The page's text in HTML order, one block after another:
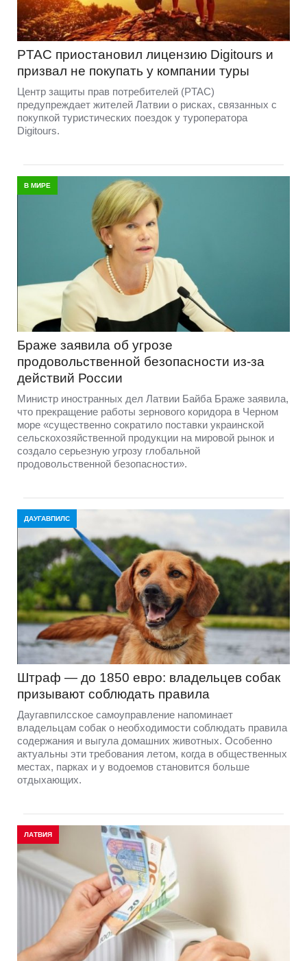
PTAC приостановил лицензию Digitours и
призвал не покупать у компании туры
Центр защиты прав потребителей (PTAC)
предупреждает жителей Латвии о рисках, связанных с
покупкой туристических поездок у туроператора
Digitours.
В МИРЕ
Браже заявила об угрозе
продовольственной безопасности из-за
действий России
Министр иностранных дел Латвии Байба Браже заявила,
что прекращение работы зернового коридора в Черном
море «существенно сократило поставки украинской
сельскохозяйственной продукции на мировой рынок и
создало серьезную угрозу глобальной
продовольственной безопасности».
ДАУГАВПИЛС
Штраф — до 1850 евро: владельцев собак
призывают соблюдать правила
Даугавпилсское самоуправление напоминает
владельцам собак о необходимости соблюдать правила
содержания и выгула домашних животных. Особенно
актуальны эти требования летом, когда в общественных
местах, парках и у водоемов становится больше
отдыхающих.
ЛАТВИЯ